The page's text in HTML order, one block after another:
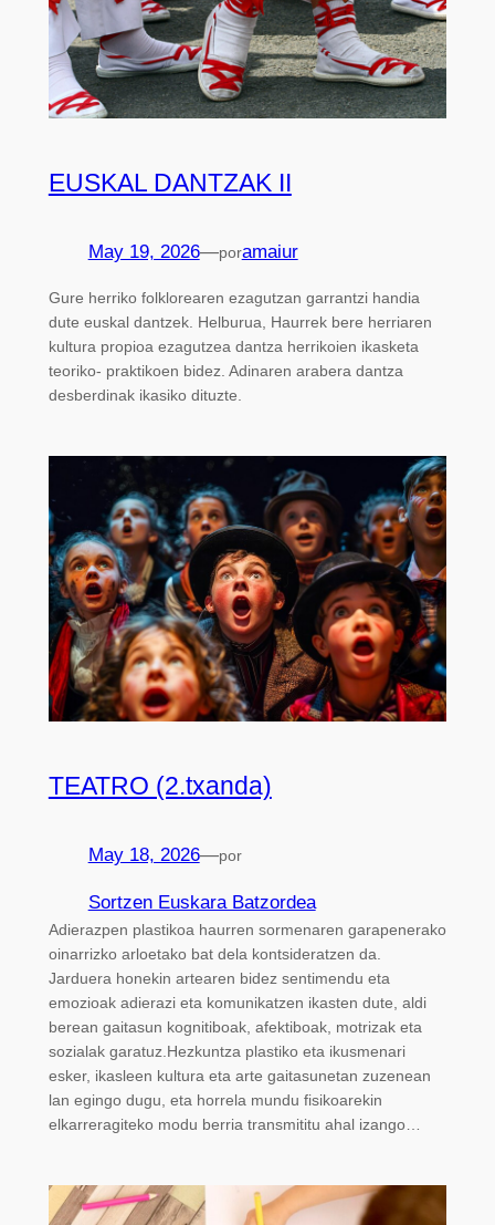
EUSKAL DANTZAK II
May 19, 2026—poramaiur
Gure herriko folklorearen ezagutzan garrantzi handia
dute euskal dantzek. Helburua, Haurrek bere herriaren
kultura propioa ezagutzea dantza herrikoien ikasketa
teoriko- praktikoen bidez. Adinaren arabera dantza
desberdinak ikasiko dituzte.
TEATRO (2.txanda)
May 18, 2026—por
Sortzen Euskara Batzordea
Adierazpen plastikoa haurren sormenaren garapenerako
oinarrizko arloetako bat dela kontsideratzen da.
Jarduera honekin artearen bidez sentimendu eta
emozioak adierazi eta komunikatzen ikasten dute, aldi
berean gaitasun kognitiboak, afektiboak, motrizak eta
sozialak garatuz.Hezkuntza plastiko eta ikusmenari
esker, ikasleen kultura eta arte gaitasunetan zuzenean
lan egingo dugu, eta horrela mundu fisikoarekin
elkarreragiteko modu berria transmititu ahal izango…